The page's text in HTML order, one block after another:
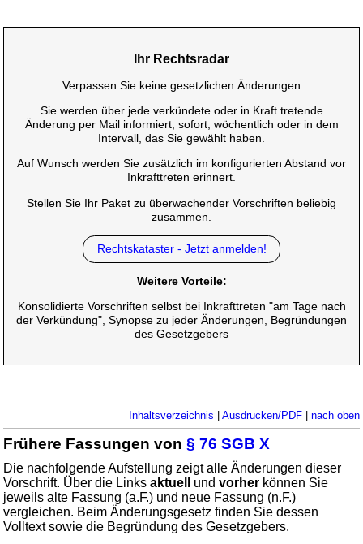
Ihr Rechtsradar
Verpassen Sie keine gesetzlichen Änderungen
Sie werden über jede verkündete oder in Kraft tretende
Änderung per Mail informiert, sofort, wöchentlich oder in dem
Intervall, das Sie gewählt haben.
Auf Wunsch werden Sie zusätzlich im konfigurierten Abstand vor
Inkrafttreten erinnert.
Stellen Sie Ihr Paket zu überwachender Vorschriften beliebig
zusammen.
Rechtskataster - Jetzt anmelden!
Weitere Vorteile:
Konsolidierte Vorschriften selbst bei Inkrafttreten "am Tage nach
der Verkündung", Synopse zu jeder Änderungen, Begründungen
des Gesetzgebers
Inhaltsverzeichnis Ausdrucken/PDF| nach oben
Frühere Fassungen von§ 76 SGB X
Die nachfolgende Aufstellung zeigt alle Änderungen dieser
Vorschrift. Über die Linksaktuell undvorher können Sie
jeweils alte Fassung (a.F.) und neue Fassung (n.F.)
vergleichen. Beim Änderungsgesetz finden Sie dessen
Volltext sowie die Begründung des Gesetzgebers.